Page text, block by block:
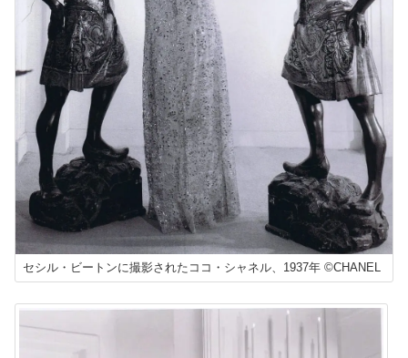
セシル・ビートンに撮影されたココ・シャネル、1937年 ©CHANEL